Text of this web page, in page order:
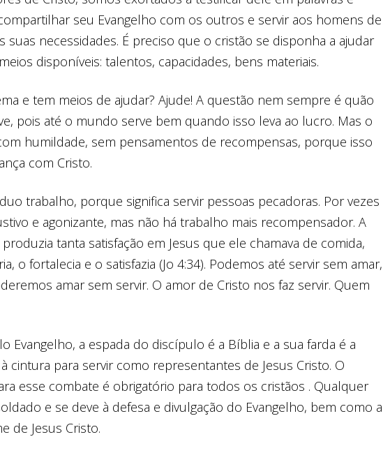
seu Evangelho com os outros e servir aos homens de
suas necessidades. É preciso que o cristão se disponha a ajudar
disponíveis: talentos, capacidades, bens materiais.
e tem meios de ajudar? Ajude! A questão nem sempre é quão
pois até o mundo serve bem quando isso leva ao lucro. Mas o
humildade, sem pensamentos de recompensas, porque isso
com Cristo.
trabalho, porque significa servir pessoas pecadoras. Por vezes
e agonizante, mas não há trabalho mais recompensador. A
tanta satisfação em Jesus que ele chamava de comida,
o fortalecia e o satisfazia (Jo 4:34). Podemos até servir sem amar,
amar sem servir. O amor de Cristo nos faz servir. Quem
Evangelho, a espada do discípulo é a Bíblia e a sua farda é a
cintura para servir como representantes de Jesus Cristo. O
esse combate é obrigatório para todos os cristãos . Qualquer
e se deve à defesa e divulgação do Evangelho, bem como a
de Jesus Cristo.